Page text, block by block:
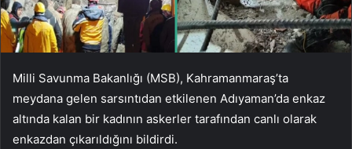
Milli Savunma Bakanlığı (MSB), Kahramanmaraş’ta
meydana gelen sarsıntıdan etkilenen Adıyaman’da enkaz
altında kalan bir kadının askerler tarafından canlı olarak
enkazdan çıkarıldığını bildirdi.